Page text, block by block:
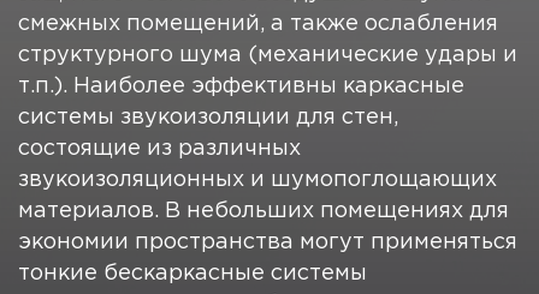
смежных помещений, а также ослабления
структурного шума (механические удары и
т.п.). Наиболее эффективны каркасные
системы звукоизоляции для стен,
состоящие из различных
звукоизоляционных и шумопоглощающих
материалов. В небольших помещениях для
экономии пространства могут применяться
тонкие бескаркасные системы